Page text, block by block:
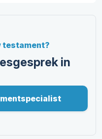
testament?
in